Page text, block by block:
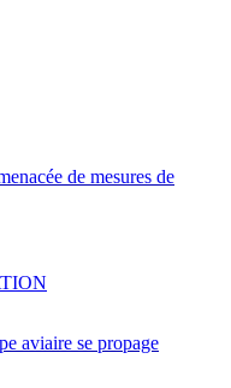
de mesures de
aviaire se propage